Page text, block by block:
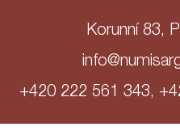
Korunní 83,
+420 222 561 343,